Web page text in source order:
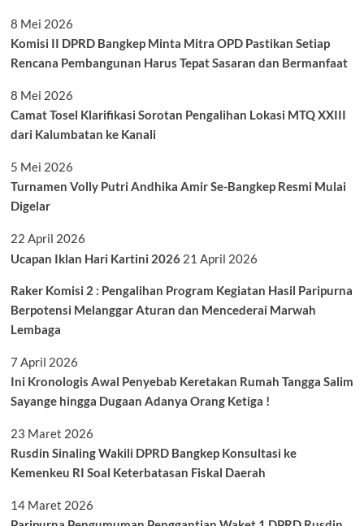
8 Mei 2026
Komisi II DPRD Bangkep Minta Mitra OPD Pastikan Setiap
Rencana Pembangunan Harus Tepat Sasaran dan Bermanfaat
8 Mei 2026
Camat Tosel Klarifikasi Sorotan Pengalihan Lokasi MTQ XXIII
dari Kalumbatan ke Kanali
5 Mei 2026
Turnamen Volly Putri Andhika Amir Se-Bangkep Resmi Mulai
Digelar
22 April 2026
Ucapan Iklan Hari Kartini 2026 21 April 2026
Raker Komisi 2 : Pengalihan Program Kegiatan Hasil Paripurna
Berpotensi Melanggar Aturan dan Mencederai Marwah
Lembaga
7 April 2026
Ini Kronologis Awal Penyebab Keretakan Rumah Tangga Salim
Sayange hingga Dugaan Adanya Orang Ketiga !
23 Maret 2026
Rusdin Sinaling Wakili DPRD Bangkep Konsultasi ke
Kemenkeu RI Soal Keterbatasan Fiskal Daerah
14 Maret 2026